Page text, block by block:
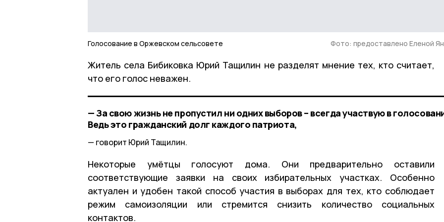
Голосование в Оржевском сельсовете Фото: предоставлено Еленой
Житель села Бибиковка Юрий Тащилин не разделят мнение тех, кто считает,
что его голос неважен.
— За свою жизнь не пропустил ни одних выборов – всегда участвую в
Ведь это гражданский долг каждого патриота,
говорит Юрий Тащилин.
Некоторые умётцы голосуют дома. Они предварительно оставили
соответствующие заявки на своих избирательных участках. Особенно
актуален и удобен такой способ участия в выборах для тех, кто соблюдает
режим самоизоляции или стремится снизить количество социальных
контактов.